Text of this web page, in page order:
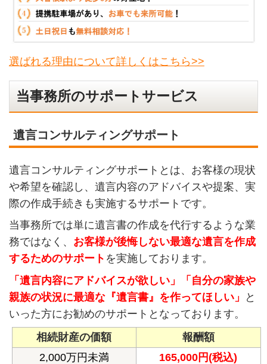
選ばれる理由について詳しくはこちら>>
当事務所のサポートサービス
遺言コンサルティングサポート
遺言コンサルティングサポートとは、お客様の現状
や希望を確認し、遺言内容のアドバイスや提案、実
際の作成手続きも実施するサポートです。
当事務所では単に遺言書の作成を代行するような業
務ではなく、 お客様が後悔しない最適な遺言を作成
するためのサポート を実施しております。
「遺言内容にアドバイスが欲しい」「自分の家族や
親族の状況に最適な『遺言書』を作ってほしい」
と
いった方にお勧めのサポートとなっております。
相続財産の価額
報酬額
2,000万円未満
165,000円(税込)